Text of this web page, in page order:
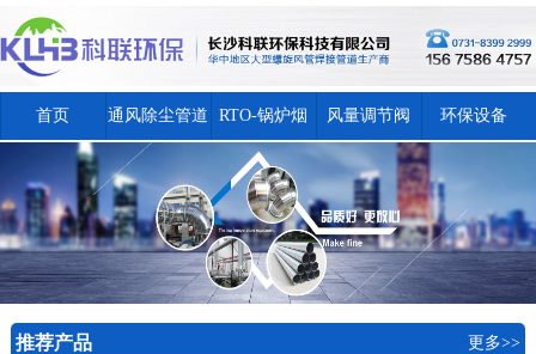
首页 通风除尘管道 RTO-锅炉烟
囱
风量调节阀 环保设备
推荐产品 更多>>